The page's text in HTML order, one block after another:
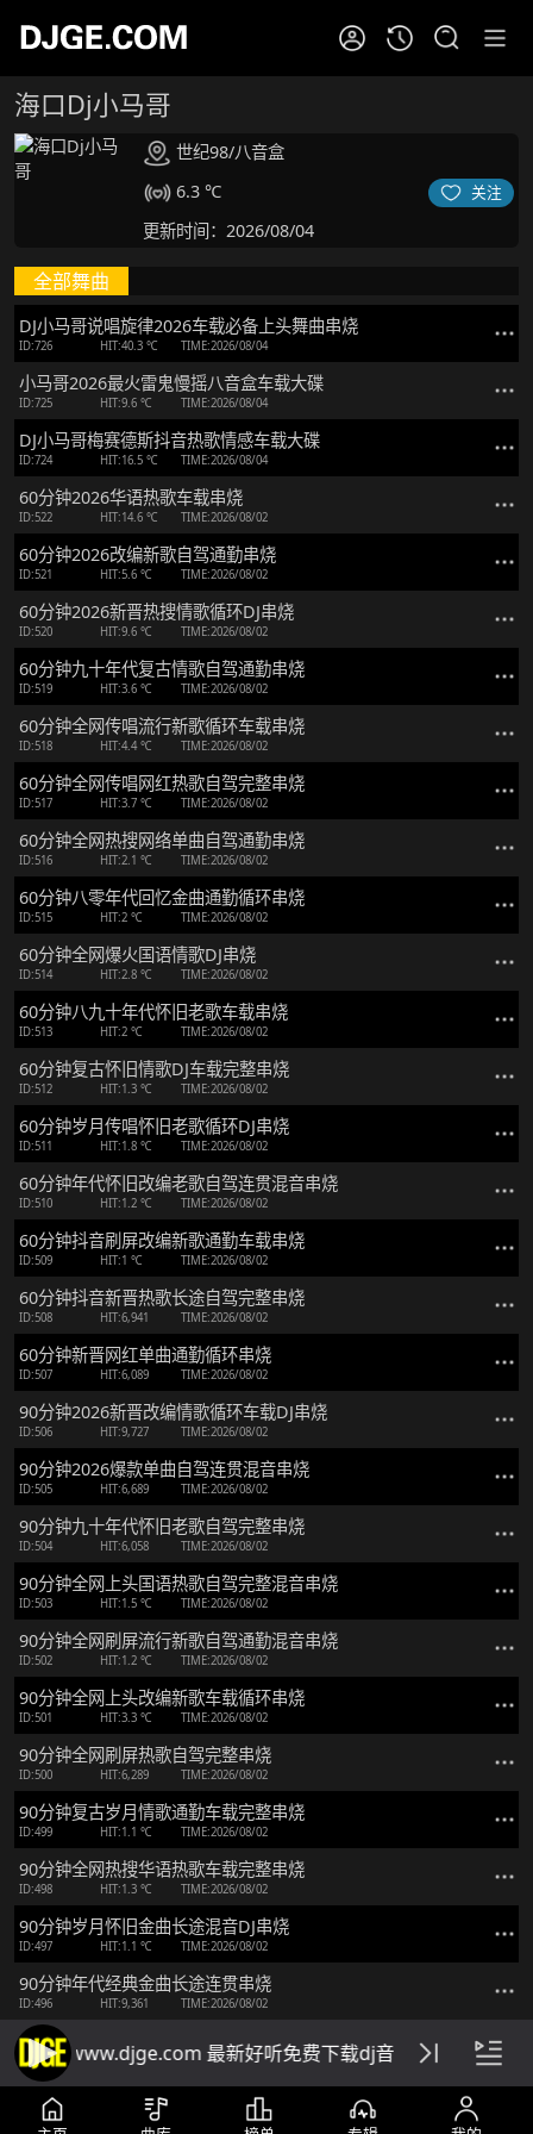
海口Dj小马哥
世纪98/八音盒
6.3 ℃
关注
更新时间：2026/08/04
全部舞曲
DJ小马哥说唱旋律2026车载必备上头舞曲串烧
ID:726 HIT:40.3 ℃ TIME:2026/08/04
小马哥2026最火雷鬼慢摇八音盒车载大碟
ID:725 HIT:9.6 ℃ TIME:2026/08/04
DJ小马哥梅赛德斯抖音热歌情感车载大碟
ID:724 HIT:16.5 ℃ TIME:2026/08/04
60分钟2026华语热歌车载串烧
ID:522 HIT:14.6 ℃ TIME:2026/08/02
60分钟2026改编新歌自驾通勤串烧
ID:521 HIT:5.6 ℃ TIME:2026/08/02
60分钟2026新晋热搜情歌循环DJ串烧
ID:520 HIT:9.6 ℃ TIME:2026/08/02
60分钟九十年代复古情歌自驾通勤串烧
ID:519 HIT:3.6 ℃ TIME:2026/08/02
60分钟全网传唱流行新歌循环车载串烧
ID:518 HIT:4.4 ℃ TIME:2026/08/02
60分钟全网传唱网红热歌自驾完整串烧
ID:517 HIT:3.7 ℃ TIME:2026/08/02
60分钟全网热搜网络单曲自驾通勤串烧
ID:516 HIT:2.1 ℃ TIME:2026/08/02
60分钟八零年代回忆金曲通勤循环串烧
ID:515 HIT:2 ℃ TIME:2026/08/02
60分钟全网爆火国语情歌DJ串烧
ID:514 HIT:2.8 ℃ TIME:2026/08/02
60分钟八九十年代怀旧老歌车载串烧
ID:513 HIT:2 ℃ TIME:2026/08/02
60分钟复古怀旧情歌DJ车载完整串烧
ID:512 HIT:1.3 ℃ TIME:2026/08/02
60分钟岁月传唱怀旧老歌循环DJ串烧
ID:511 HIT:1.8 ℃ TIME:2026/08/02
60分钟年代怀旧改编老歌自驾连贯混音串烧
ID:510 HIT:1.2 ℃ TIME:2026/08/02
60分钟抖音刷屏改编新歌通勤车载串烧
ID:509 HIT:1 ℃ TIME:2026/08/02
60分钟抖音新晋热歌长途自驾完整串烧
ID:508 HIT:6,941 TIME:2026/08/02
60分钟新晋网红单曲通勤循环串烧
ID:507 HIT:6,089 TIME:2026/08/02
90分钟2026新晋改编情歌循环车载DJ串烧
ID:506 HIT:9,727 TIME:2026/08/02
90分钟2026爆款单曲自驾连贯混音串烧
ID:505 HIT:6,689 TIME:2026/08/02
90分钟九十年代怀旧老歌自驾完整串烧
ID:504 HIT:6,058 TIME:2026/08/02
90分钟全网上头国语热歌自驾完整混音串烧
ID:503 HIT:1.5 ℃ TIME:2026/08/02
90分钟全网刷屏流行新歌自驾通勤混音串烧
ID:502 HIT:1.2 ℃ TIME:2026/08/02
90分钟全网上头改编新歌车载循环串烧
ID:501 HIT:3.3 ℃ TIME:2026/08/02
90分钟全网刷屏热歌自驾完整串烧
ID:500 HIT:6,289 TIME:2026/08/02
90分钟复古岁月情歌通勤车载完整串烧
ID:499 HIT:1.1 ℃ TIME:2026/08/02
90分钟全网热搜华语热歌车载完整串烧
ID:498 HIT:1.3 ℃ TIME:2026/08/02
90分钟岁月怀旧金曲长途混音DJ串烧
ID:497 HIT:1.1 ℃ TIME:2026/08/02
90分钟年代经典金曲长途连贯串烧
ID:496 HIT:9,361 TIME:2026/08/02
机版 www.djge.com 最新好听免费下载dj音乐网站